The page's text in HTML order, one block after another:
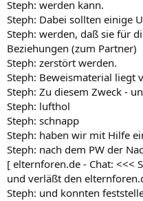
Steph: werden kann.
Steph: Dabei sollten einige
Steph: werden, daß sie für
Beziehungen (zum Partner)
Steph: zerstört werden.
Steph: Beweismaterial liegt
Steph: Zu diesem Zweck -
Steph: lufthol
Steph: schnapp
Steph: haben wir mit Hilfe
Steph: nach dem PW der
[ elternforen.de - Chat: <<<
und verläßt den
Steph: und konnten